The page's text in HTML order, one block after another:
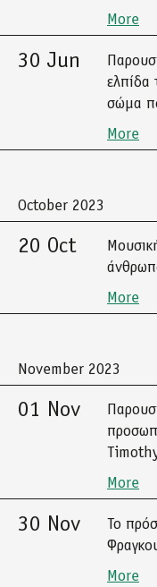
More
30 Jun
ελπίδα
σώμα
More
October 2023
20 Oct
More
November 2023
01 Nov
More
30 Nov
Το
More